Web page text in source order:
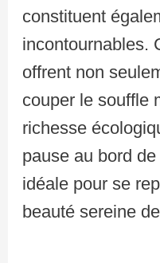
constituent
incontournables.
offrent non
couper le souffle
richesse
pause au bord
idéale pour se
beauté sereine